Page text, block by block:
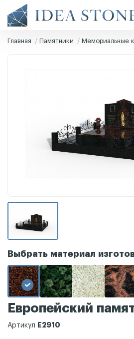
Главная Памятники Мемориальные
Выбрать материал
Европейский
Артикул Е2910